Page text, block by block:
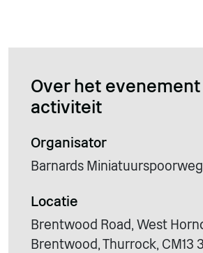
Over het
activiteit
Organisator
Barnards Miniatuurspoorweg
Locatie
Brentwood Road, West
Brentwood, Thurrock, CM13